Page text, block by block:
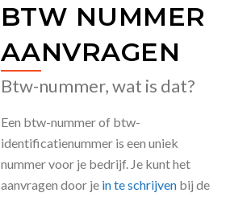
BTW NUMMER
AANVRAGEN
Btw-nummer, wat is dat?
Een btw-nummer of btw-
identificatienummer is een uniek
nummer voor je bedrijf. Je kunt het
aanvragen door je in te schrijvenbij de